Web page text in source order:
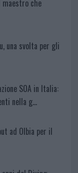
maestro che
una svolta per gli
SOA in Italia:
nella g…
ad Olbia per il